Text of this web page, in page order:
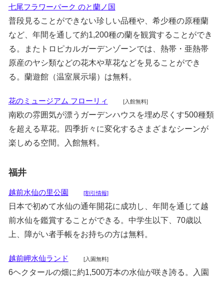
七尾フラワーパーク のと蘭ノ国
普段見ることができない珍しい品種や、希少種の原種蘭
など、年間を通して約1,200種の蘭を観賞することができ
る。またトロピカルガーデンゾーンでは、熱帯・亜熱帯
原産のヤシ類などの花木や草花などを見ることができ
る。蘭遊館（温室展示場）は無料。
花のミュージアム フローリィ [入館無料]
南欧の雰囲気が漂うガーデンハウスを埋め尽くす500種類
を超える草花。四季折々に変化するさまざまなシーンが
楽しめる空間。入館無料。
福井
越前水仙の里公園 [割引情報]
日本で初めて水仙の通年開花に成功し、年間を通じて越
前水仙を鑑賞することができる。中学生以下、70歳以
上、障がい者手帳をお持ちの方は無料。
越前岬水仙ランド [入園無料]
6ヘクタールの畑に約1,500万本の水仙が咲き誇る。入園